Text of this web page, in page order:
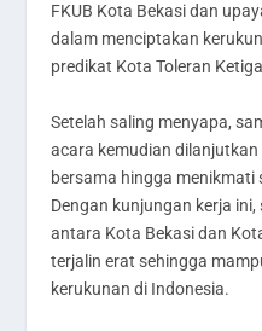
FKUB Kota Bekasi dan
dalam menciptakan
predikat Kota Toleran
Setelah saling menyapa,
acara kemudian
bersama hingga menikmati
Dengan kunjungan kerja
antara Kota Bekasi dan
terjalin erat sehingga
kerukunan di Indonesia.